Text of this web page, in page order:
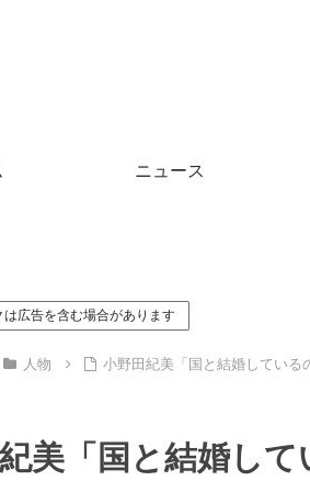
ニュース
広告を含む場合があります
人物 小野田紀美「国と結婚している
美「国と結婚し